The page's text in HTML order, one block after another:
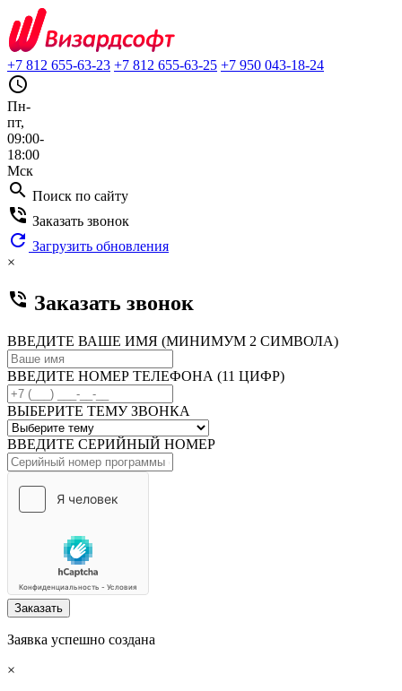
+7 812 655-63-23 +7 812 655-63-25 +7 950 043-18-24
query_builder
Пн-
пт,
09:00-
18:00
Мск
search Поиск по сайту
phone_in_talk Заказать звонок
refresh Загрузить обновления
×
phone_in_talk Заказать звонок
ВВЕДИТЕ ВАШЕ ИМЯ (МИНИМУМ 2 СИМВОЛА)
ВВЕДИТЕ НОМЕР ТЕЛЕФОНА (11 ЦИФР)
ВЫБЕРИТЕ ТЕМУ ЗВОНКА
ВВЕДИТЕ СЕРИЙНЫЙ НОМЕР
Заказать
Заявка успешно создана
×